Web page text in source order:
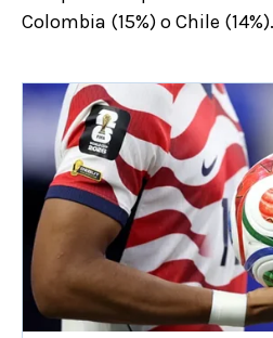
Colombia (15%) o Chile (14%).